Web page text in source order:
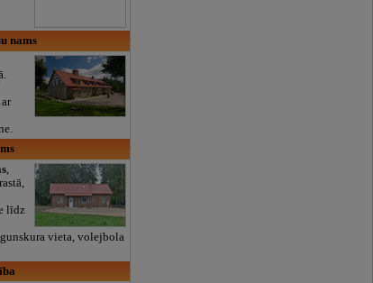
nams
,
līdz
vieta, volejbola